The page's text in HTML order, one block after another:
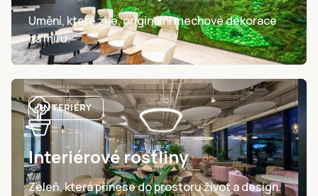
Umění, které žije, originální mechové dekorace
na míru.
INTERIÉRY
Interiérové rostliny
Zeleň, která přinese do prostoru život a design.